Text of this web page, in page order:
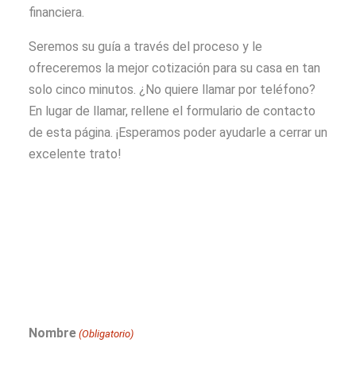
financiera.
Seremos su guía a través del proceso y le
ofreceremos la mejor cotización para su casa en tan
solo cinco minutos. ¿No quiere llamar por teléfono?
En lugar de llamar, rellene el formulario de contacto
de esta página. ¡Esperamos poder ayudarle a cerrar un
excelente trato!
Nombre (Obligatorio)